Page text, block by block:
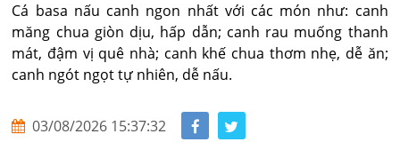
Cá basa nấu canh ngon nhất với các món như: canh
măng chua giòn dịu, hấp dẫn; canh rau muống thanh
mát, đậm vị quê nhà; canh khế chua thơm nhẹ, dễ ăn;
canh ngót ngọt tự nhiên, dễ nấu.
03/08/2026 15:37:32